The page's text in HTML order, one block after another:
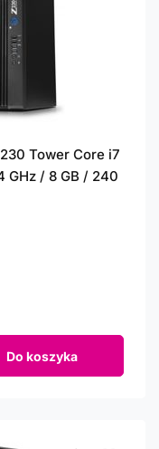
Tower Core i7
/ 8 GB / 240
Do koszyka